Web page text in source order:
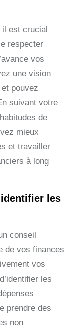
il est crucial
respecter
vos
une vision
pouvez
suivant votre
de
mieux
et travailler
à long
identifier les
conseil
de vos finances
vos
les
prendre des
non